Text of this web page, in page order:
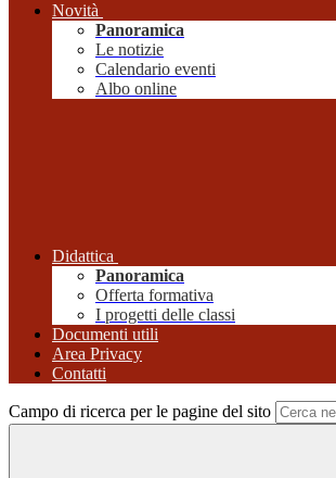
Novità
Panoramica
Le notizie
Calendario eventi
Albo online
Didattica
Panoramica
Offerta formativa
I progetti delle classi
Documenti utili
Area Privacy
Contatti
Campo di ricerca per le pagine del sito